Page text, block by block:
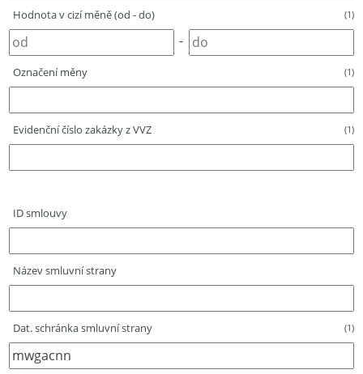
Hodnota v cizí měně (od - do) (1)
-
Označení měny (1)
Evidenční číslo zakázky z VVZ (1)
ID smlouvy
Název smluvní strany
Dat. schránka smluvní strany (1)